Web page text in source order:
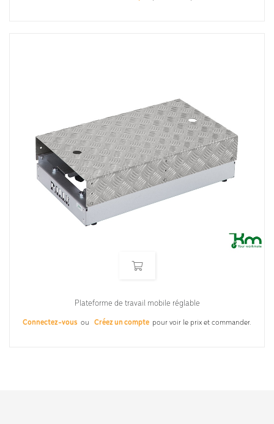
Plateforme de travail mobile réglable
Connectez-vous ou Créez un compte pour voir le prix et commander.